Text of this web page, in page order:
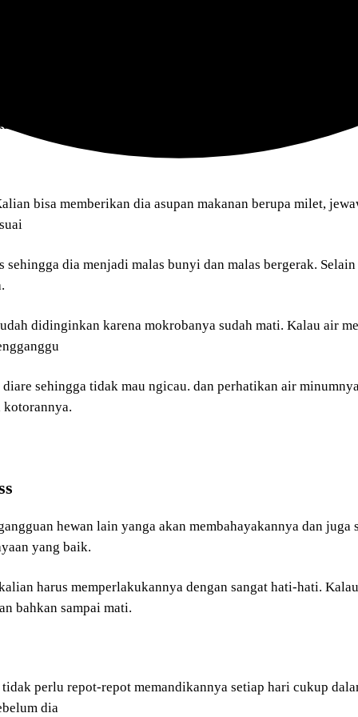
manfaat membuat burung menjadi lebih segar,
tubuhnya semakin meningkat.
bisa memberikan dia asupan makanan berupa milet,
dia menjadi malas bunyi dan malas bergerak. Selain
didinginkan karena mokrobanya sudah mati. Kalau air
sehingga tidak mau ngicau. dan perhatikan air
kotorannya.
hewan lain yanga akan membahayakannya dan juga
yang baik.
harus memperlakukannya dengan sangat hati-hati.
bahkan sampai mati.
perlu repot-repot memandikannya setiap hari cukup
dia